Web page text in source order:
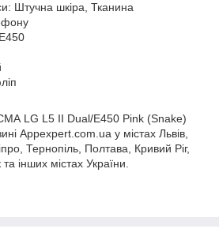
Штучна шкіра, Тканина
LG L5 II Dual/E450 Pink (Snake)
Appexpert.com.ua у містах Львів,
Тернопіль, Полтава, Кривий Ріг,
інших містах України.